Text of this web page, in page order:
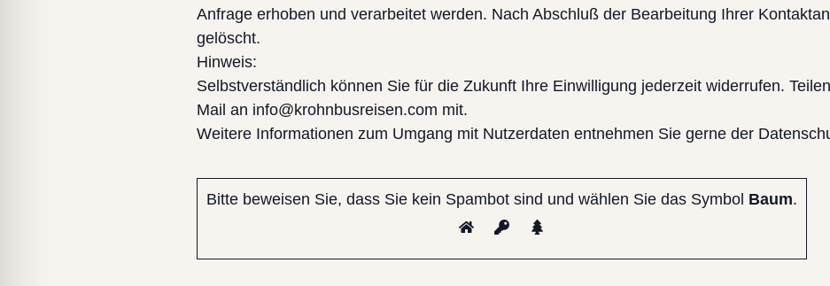
Anfrage erhoben und verarbeitet werden. Nach Abschluß der Bearbeitung Ihrer
gelöscht.
Hinweis:
Selbstverständlich können Sie für die Zukunft Ihre Einwilligung jederzeit widerrufen.
Mail an info@krohnbusreisen.com mit.
Weitere Informationen zum Umgang mit Nutzerdaten entnehmen Sie gerne der
Bitte beweisen Sie, dass Sie kein Spambot sind und wählen Sie das Symbol Baum.